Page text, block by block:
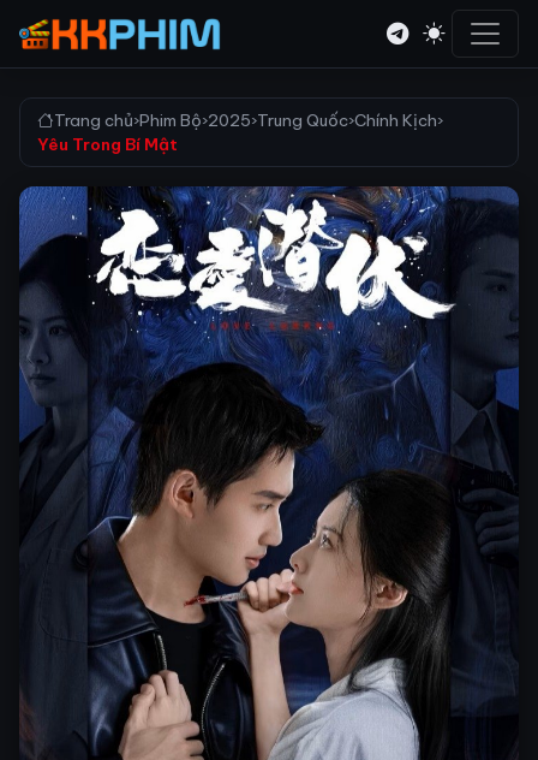
Trang chủ›Phim Bộ›2025›Trung Quốc›Chính Kịch›
Yêu Trong Bí Mật